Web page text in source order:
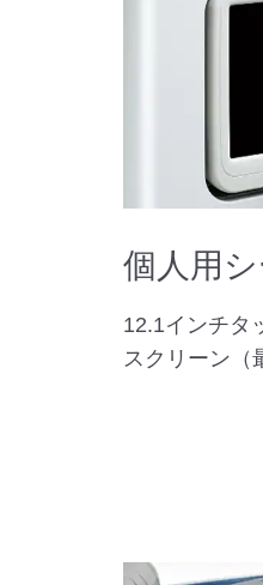
個人用
12.1インチタ
スクリーン（